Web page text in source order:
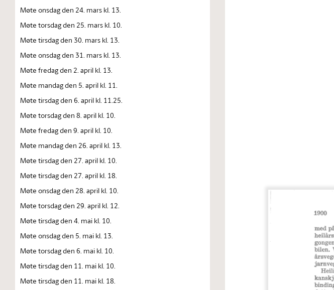
Møte onsdag den 24. mars kl. 13.
Møte torsdag den 25. mars kl. 10.
Møte tirsdag den 30. mars kl. 13.
Møte onsdag den 31. mars kl. 13.
Møte fredag den 2. april kl. 13.
Møte mandag den 5. april kl. 11.
Møte tirsdag den 6. april kl. 11.25.
Møte torsdag den 8. april kl. 10.
Møte fredag den 9. april kl. 10.
Møte mandag den 26. april kl. 13.
Møte tirsdag den 27. april kl. 10.
Møte tirsdag den 27. april kl. 18.
Møte onsdag den 28. april kl. 10.
Møte torsdag den 29. april kl. 12.
Møte tirsdag den 4. mai kl. 10.
Møte onsdag den 5. mai kl. 13.
Møte torsdag den 6. mai kl. 10.
Møte tirsdag den 11. mai kl. 10.
Møte tirsdag den 11. mai kl. 18.